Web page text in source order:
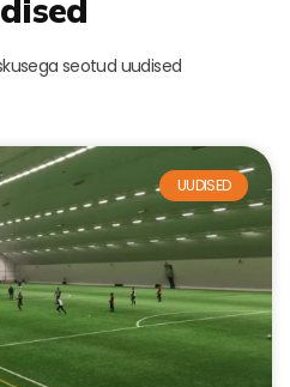
seotud uudised
UUDISED